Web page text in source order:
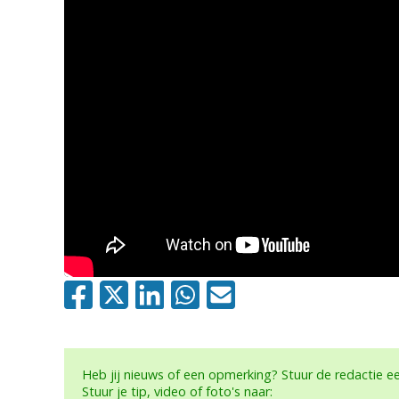
Heb jij nieuws of een opmerking? Stuur de redactie
Stuur je tip, video of foto's naar: